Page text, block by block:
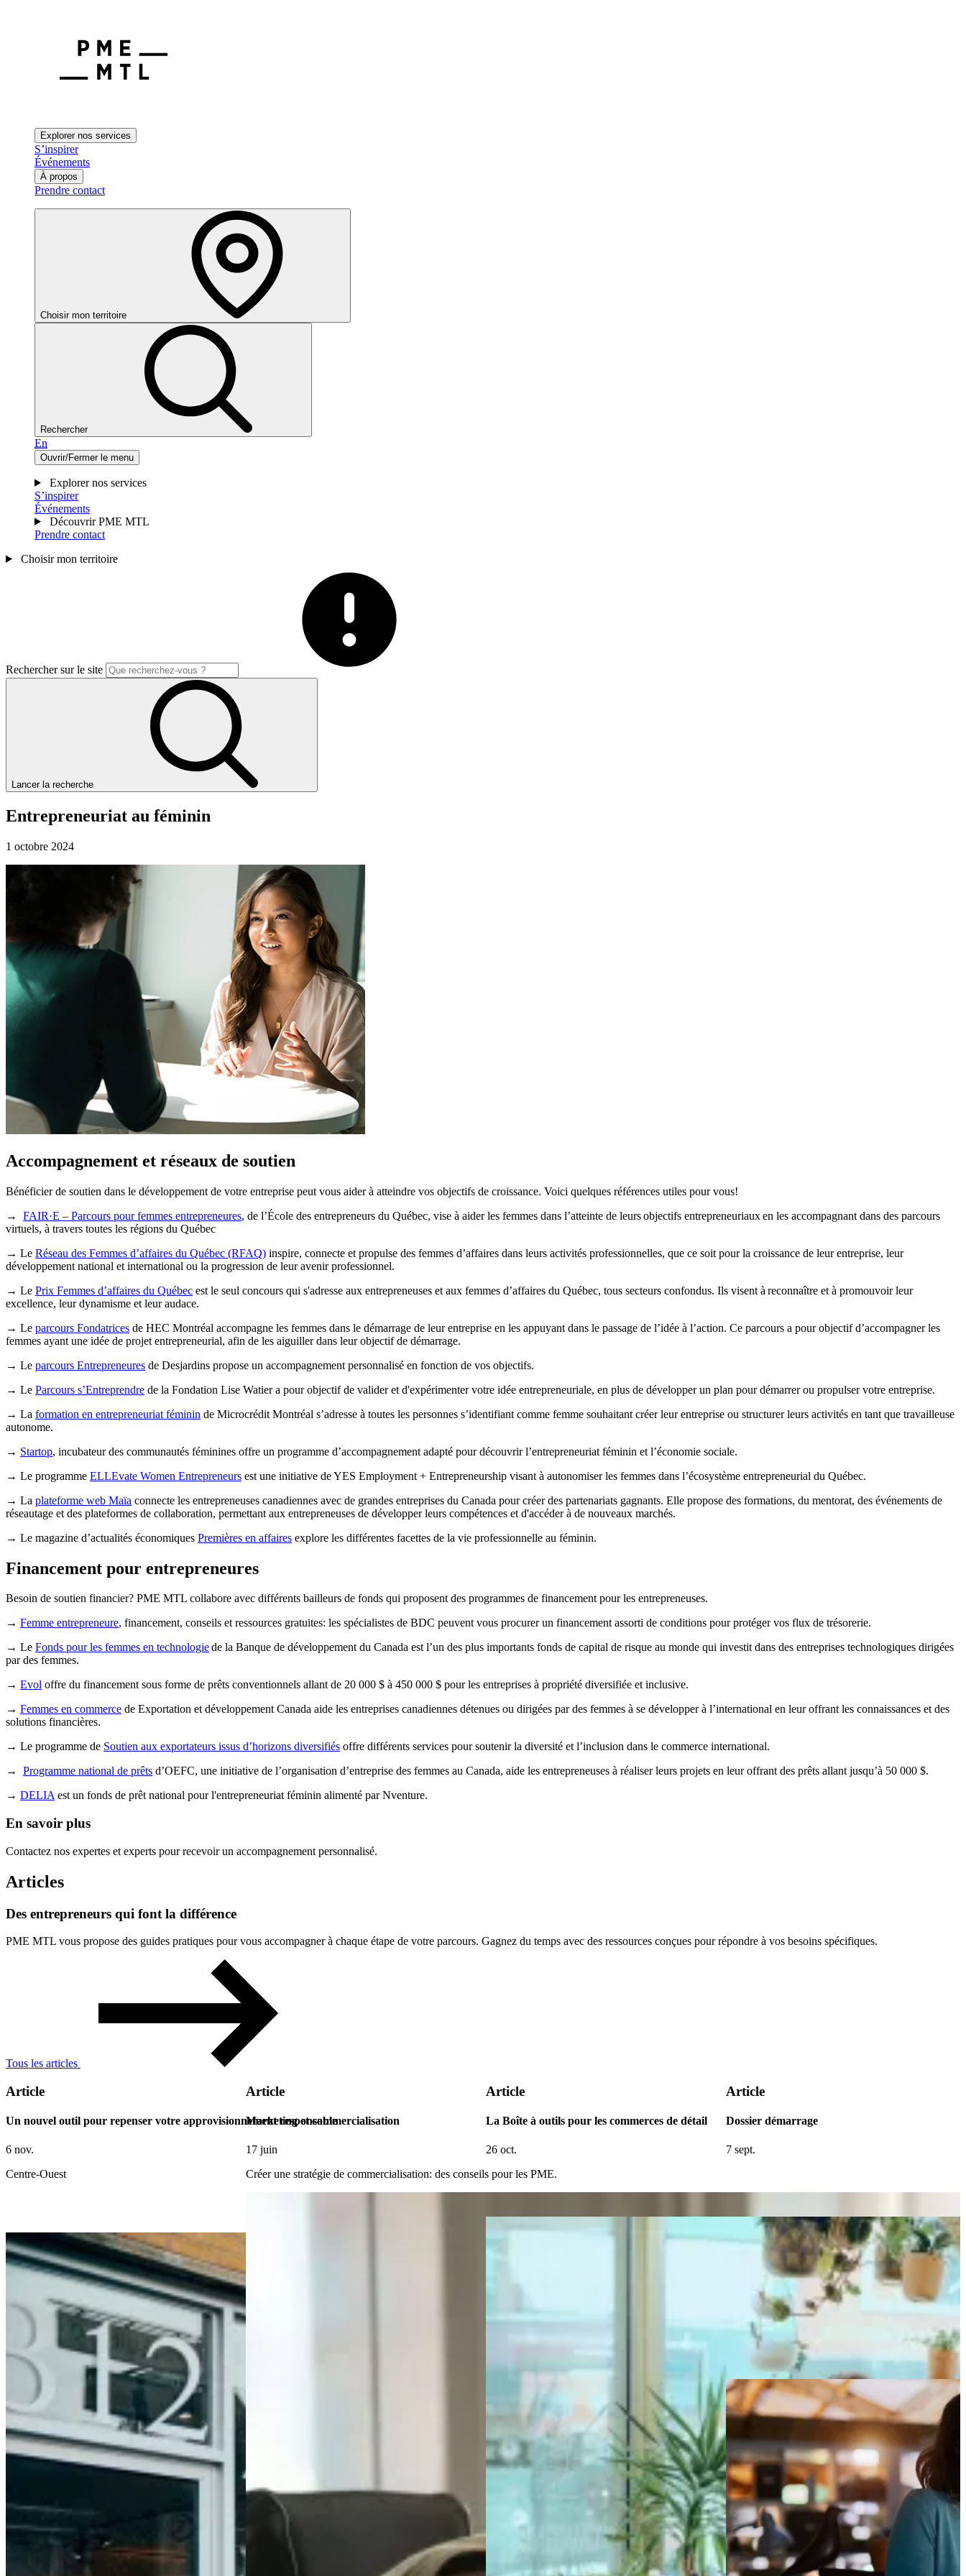
Explorer nos services
S’inspirer
Événements
À propos
Prendre contact
Choisir mon territoire
Rechercher
En
Ouvrir/Fermer le menu
Explorer nos services
S’inspirer
Événements
Découvrir PME MTL
Prendre contact
Choisir mon territoire
Rechercher sur le site
Lancer la recherche
Entrepreneuriat au féminin
1 octobre 2024
Accompagnement et réseaux de soutien
Bénéficier de soutien dans le développement de votre entreprise peut vous aider à atteindre vos objectifs de croissance. Voici quelques références utiles pour vous!
→ FAIR·E – Parcours pour femmes entrepreneures, de l’École des entrepreneurs du Québec, vise à aider les femmes dans l’atteinte de leurs objectifs entrepreneuriaux en les accompagnant dans des parcours
virtuels, à travers toutes les régions du Québec
→ Le Réseau des Femmes d’affaires du Québec (RFAQ) inspire, connecte et propulse des femmes d’affaires dans leurs activités professionnelles, que ce soit pour la croissance de leur entreprise, leur
développement national et international ou la progression de leur avenir professionnel.
→ Le Prix Femmes d’affaires du Québec est le seul concours qui s'adresse aux entrepreneuses et aux femmes d’affaires du Québec, tous secteurs confondus. Ils visent à reconnaître et à promouvoir leur
excellence, leur dynamisme et leur audace.
→ Le parcours Fondatrices de HEC Montréal accompagne les femmes dans le démarrage de leur entreprise en les appuyant dans le passage de l’idée à l’action. Ce parcours a pour objectif d’accompagner les
femmes ayant une idée de projet entrepreneurial, afin de les aiguiller dans leur objectif de démarrage.
→ Le parcours Entrepreneures de Desjardins propose un accompagnement personnalisé en fonction de vos objectifs.
→ Le Parcours s’Entreprendre de la Fondation Lise Watier a pour objectif de valider et d'expérimenter votre idée entrepreneuriale, en plus de développer un plan pour démarrer ou propulser votre entreprise.
→ La formation en entrepreneuriat féminin de Microcrédit Montréal s’adresse à toutes les personnes s’identifiant comme femme souhaitant créer leur entreprise ou structurer leurs activités en tant que travailleuse
autonome.
→ Startop, incubateur des communautés féminines offre un programme d’accompagnement adapté pour découvrir l’entrepreneuriat féminin et l’économie sociale.
→ Le programme ELLEvate Women Entrepreneurs est une initiative de YES Employment + Entrepreneurship visant à autonomiser les femmes dans l’écosystème entrepreneurial du Québec.
→ La plateforme web Maïa connecte les entrepreneuses canadiennes avec de grandes entreprises du Canada pour créer des partenariats gagnants. Elle propose des formations, du mentorat, des événements de
réseautage et des plateformes de collaboration, permettant aux entrepreneuses de développer leurs compétences et d'accéder à de nouveaux marchés.
→ Le magazine d’actualités économiques Premières en affaires explore les différentes facettes de la vie professionnelle au féminin.
Financement pour entrepreneures
Besoin de soutien financier? PME MTL collabore avec différents bailleurs de fonds qui proposent des programmes de financement pour les entrepreneuses.
→ Femme entrepreneure, financement, conseils et ressources gratuites: les spécialistes de BDC peuvent vous procurer un financement assorti de conditions pour protéger vos flux de trésorerie.
→ Le Fonds pour les femmes en technologiede la Banque de développement du Canada est l’un des plus importants fonds de capital de risque au monde qui investit dans des entreprises technologiques dirigées
par des femmes.
→ Evol offre du financement sous forme de prêts conventionnels allant de 20 000 $ à 450 000 $ pour les entreprises à propriété diversifiée et inclusive.
→ Femmes en commerce de Exportation et développement Canada aide les entreprises canadiennes détenues ou dirigées par des femmes à se développer à l’international en leur offrant les connaissances et des
solutions financières.
→ Le programme de Soutien aux exportateurs issus d’horizons diversifiés offre différents services pour soutenir la diversité et l’inclusion dans le commerce international.
→ Programme national de prêts d’OEFC, une initiative de l’organisation d’entreprise des femmes au Canada, aide les entrepreneuses à réaliser leurs projets en leur offrant des prêts allant jusqu’à 50 000 $.
→ DELIAest un fonds de prêt national pour l'entrepreneuriat féminin alimenté par Nventure.
En savoir plus
Contactez nos expertes et experts pour recevoir un accompagnement personnalisé.
Articles
Des entrepreneurs qui font la différence
PME MTL vous propose des guides pratiques pour vous accompagner à chaque étape de votre parcours. Gagnez du temps avec des ressources conçues pour répondre à vos besoins spécifiques.
Tous les articles
Article
Un nouvel outil pour repenser votre approvisionnement responsable
6 nov.
Centre-Ouest
Article
Marketing et commercialisation
17 juin
Créer une stratégie de commercialisation: des conseils pour les PME.
Article
La Boîte à outils pour les commerces de détail
26 oct.
Article
Dossier démarrage
7 sept.